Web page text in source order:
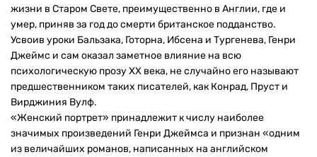
жизни в Старом Свете, преимущественно в Англии, где и
умер, приняв за год до смерти британское подданство.
Усвоив уроки Бальзака, Готорна, Ибсена и Тургенева, Генри
Джеймс и сам оказал заметное влияние на всю
психологическую прозу XX века, не случайно его называют
предшественником таких писателей, как Конрад, Пруст и
Вирджиния Вулф.
«Женский портрет» принадлежит к числу наиболее
значимых произведений Генри Джеймса и признан «одним
из величайших романов, написанных на английском